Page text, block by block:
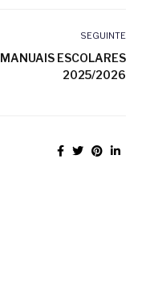
SEGUINTE
MANUAIS ESCOLARES
2025/2026